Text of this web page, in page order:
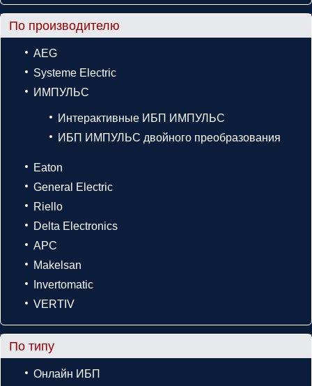
По производителю
AEG
Systeme Electric
ИМПУЛЬС
Интерактивные ИБП ИМПУЛЬС
ИБП ИМПУЛЬС двойного преобразования
Eaton
General Electric
Riello
Delta Electronics
APC
Makelsan
Invertomatic
VERTIV
По типу
Онлайн ИБП